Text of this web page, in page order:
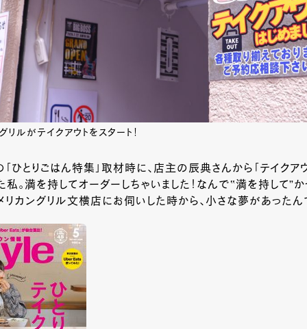
リルがテイクアウトをスタート！
ひとりごはん特集」取材時に、店主の辰典さんから「テイクア
私。満を持してオーダーしちゃいました！なんで‟満を持して”
リカングリル文横店にお伺いした時から、小さな夢があったん